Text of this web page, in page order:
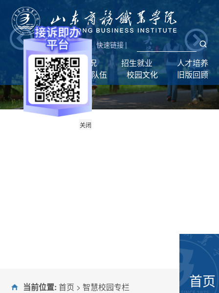
关闭
新闻网|统一门户 快速链接 |
首页 学校概况 招生就业
人才培养
学生工作
师资队伍 校园文化 旧版回顾
当前位置: 首页 > 智慧校园专栏 首页